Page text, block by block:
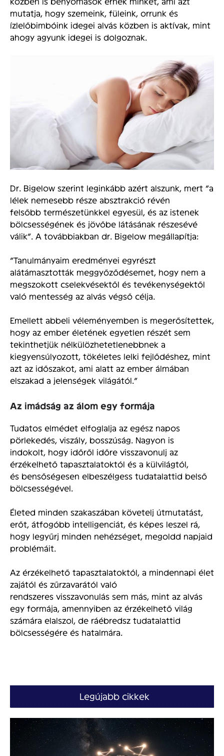
mutatja, hogy szemeink, füleink, orrunk és
ízlelőbimbóink idegei alvás közben is aktívak, mint
ahogy agyunk idegei is dolgoznak.
Dr. Bigelow szerint leginkább azért alszunk, mert “a
lélek nemesebb része absztrakció révén
felsőbb természetünkkel egyesül, és az istenek
bölcsességének és jövőbe látásának részesévé
válik”. A továbbiakban dr. Bigelow megállapítja:
“Tanulmányaim eredményei egyrészt
alátámasztották meggyőződésemet, hogy nem a
megszokott cselekvésektől és tevékenységektől
való mentesség az alvás végső célja.
Emellett abbeli véleményemben is megerősítettek,
hogy az ember életének egyetlen részét sem
tekinthetjük nélkülözhetetlenebbnek a
kiegyensúlyozott, tökéletes lelki fejlődéshez, mint
azt az időszakot, ami alatt az ember álmában
elszakad a jelenségek világától.”
Az imádság az álom egy formája
Tudatos elmédet elfoglalja az egész napos
pörlekedés, viszály, bosszúság. Nagyon is
indokolt, hogy időről időre visszavonulj az
érzékelhető tapasztalatoktól és a külvilágtól,
és bensőségesen elbeszélgess tudatalattid belső
bölcsességével.
Életed minden szakaszában követelj útmutatást,
erőt, átfogóbb intelligenciát, és képes leszel rá,
hogy legyűrj minden nehézséget, megoldd napjaid
problémáit.
Az érzékelhető tapasztalatoktól, a mindennapi élet
zajától és zűrzavarától való
rendszeres visszavonulás sem más, mint az alvás
egy formája, amennyiben az érzékelhető világ
számára elalszol, de ráébredsz tudatalattid
bölcsességére és hatalmára.
Legújabb cikkek